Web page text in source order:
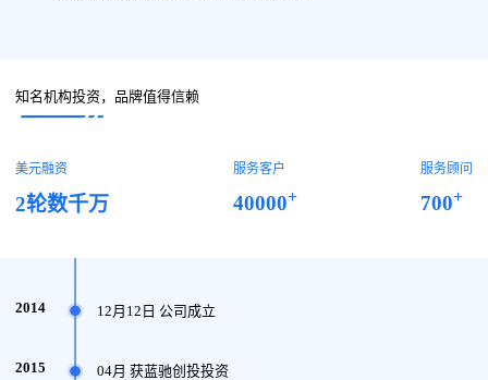
知名机构投资，品牌值得信赖
美元融资
2轮数千万
服务客户
40000+
服务顾问
700+
2014 12月12日 公司成立
2015 04月 获蓝驰创投投资